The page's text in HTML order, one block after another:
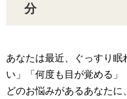
分
あなたは最近、ぐっすり
い」「何度も目が覚める
どのお悩みがあるあなたに